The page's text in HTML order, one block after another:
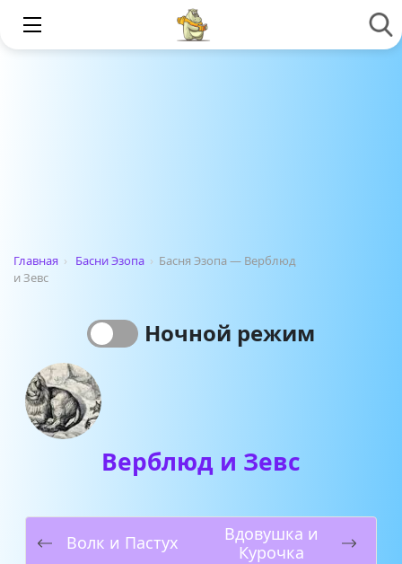
Главная › Басни Эзопа › Басня Эзопа — Верблюд
и Зевс
Ночной режим
Верблюд и Зевс
Волк и Пастух
Вдовушка и
Курочка